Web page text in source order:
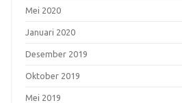
Mei 2020
Januari 2020
Desember 2019
Oktober 2019
Mei 2019